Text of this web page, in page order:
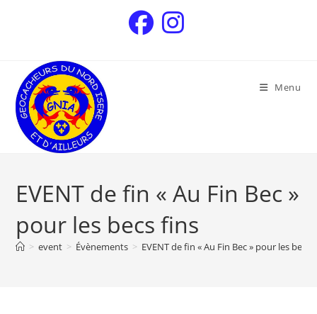
Menu
EVENT de fin « Au Fin Bec »
pour les becs fins
> event > Évènements > EVENT de fin « Au Fin Bec » pour les becs